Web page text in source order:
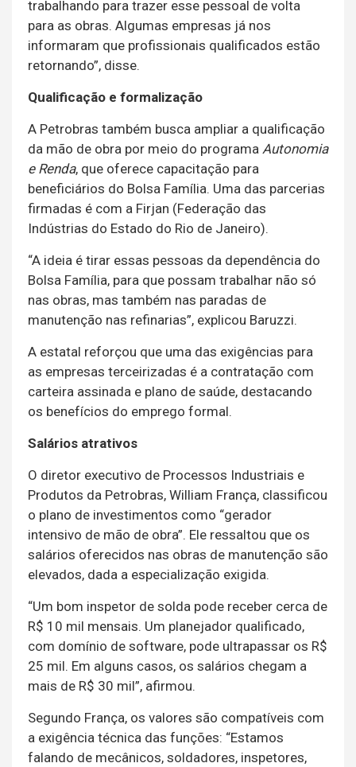
trabalhando para trazer esse pessoal de volta
para as obras. Algumas empresas já nos
informaram que profissionais qualificados estão
retornando”, disse.
Qualificação e formalização
A Petrobras também busca ampliar a qualificação
da mão de obra por meio do programa Autonomia
e Renda, que oferece capacitação para
beneficiários do Bolsa Família. Uma das parcerias
firmadas é com a Firjan (Federação das
Indústrias do Estado do Rio de Janeiro).
“A ideia é tirar essas pessoas da dependência do
Bolsa Família, para que possam trabalhar não só
nas obras, mas também nas paradas de
manutenção nas refinarias”, explicou Baruzzi.
A estatal reforçou que uma das exigências para
as empresas terceirizadas é a contratação com
carteira assinada e plano de saúde, destacando
os benefícios do emprego formal.
Salários atrativos
O diretor executivo de Processos Industriais e
Produtos da Petrobras, William França, classificou
o plano de investimentos como “gerador
intensivo de mão de obra”. Ele ressaltou que os
salários oferecidos nas obras de manutenção são
elevados, dada a especialização exigida.
“Um bom inspetor de solda pode receber cerca de
R$ 10 mil mensais. Um planejador qualificado,
com domínio de software, pode ultrapassar os R$
25 mil. Em alguns casos, os salários chegam a
mais de R$ 30 mil”, afirmou.
Segundo França, os valores são compatíveis com
a exigência técnica das funções: “Estamos
falando de mecânicos, soldadores, inspetores,